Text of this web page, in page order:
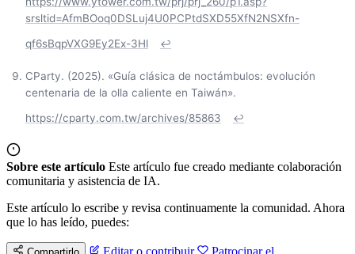
srsltid=AfmBOoq0DSLuj4U0PCPtdSXD55XfN2NSXfn-
qf6sBqpVXG9Ey2Ex-3Hl
↩
CParty. (2025). «Guía clásica de noctámbulos: evolución
centenaria de la olla caliente en Taiwán».
https://cparty.com.tw/archives/85863
↩
Sobre este artículo Este artículo fue creado mediante colaboración
comunitaria y asistencia de IA.
Este artículo lo escribe y revisa continuamente la comunidad. Ahora
que lo has leído, puedes: